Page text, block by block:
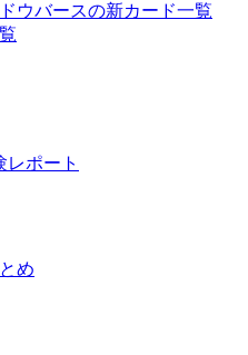
ウバースの新カード一覧
レポート
め